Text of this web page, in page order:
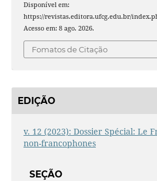
Disponível em:
https://revistas.editora.ufcg.edu.br/
Acesso em: 8 ago. 2026.
Fomatos de Citação
EDIÇÃO
v. 12 (2023): Dossier Spécial: Le
non-francophones
SEÇÃO